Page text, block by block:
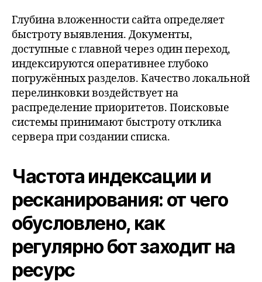
Глубина вложенности сайта определяет
быстроту выявления. Документы,
доступные с главной через один переход,
индексируются оперативнее глубоко
погружённых разделов. Качество локальной
перелинковки воздействует на
распределение приоритетов. Поисковые
системы принимают быстроту отклика
сервера при создании списка.
Частота индексации и
ресканирования: от чего
обусловлено, как
регулярно бот заходит на
ресурс